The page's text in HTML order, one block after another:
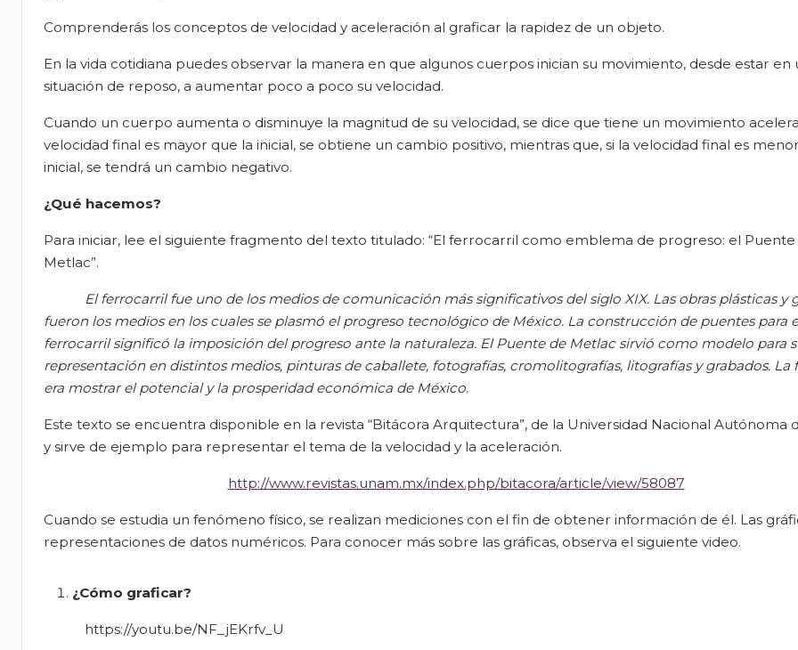
Comprenderás los conceptos de velocidad y aceleración al graficar la rapidez de un objeto.
En la vida cotidiana puedes observar la manera en que algunos cuerpos inician su movimiento, desde estar en
situación de reposo, a aumentar poco a poco su velocidad.
Cuando un cuerpo aumenta o disminuye la magnitud de su velocidad, se dice que tiene un movimiento
velocidad final es mayor que la inicial, se obtiene un cambio positivo, mientras que, si la velocidad final es
inicial, se tendrá un cambio negativo.
¿Qué hacemos?
Para iniciar, lee el siguiente fragmento del texto titulado: “El ferrocarril como emblema de progreso: el Puente
Metlac”.
El ferrocarril fue uno de los medios de comunicación más significativos del siglo XIX. Las obras plásticas y
fueron los medios en los cuales se plasmó elprogreso tecnológico de México. La construcción de puentes para
ferrocarril significó la imposición del progreso ante la naturaleza. El Puente de Metlacsirvió como modelo para
representación en distintos medios, pinturas de caballete, fotografías, cromolitografías, litografías y grabados. La
era mostrar el potencial y la prosperidad económica de México.
Este texto se encuentra disponible en la revista “Bitácora Arquitectura”, de la Universidad Nacional Autónoma
y sirve de ejemplo para representar el tema de la velocidad y la aceleración.
http://www.revistas.unam.mx/index.php/bitacora/article/view/58087
Cuando se estudia un fenómeno físico, se realizan mediciones con el fin de obtener información de él. Las
representaciones de datos numéricos. Para conocer más sobre las gráficas, observa el siguiente video.
¿Cómo graficar?
https://youtu.be/NF_jEKrfv_U